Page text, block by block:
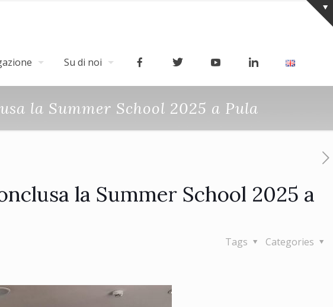
Su di noi
la Summer School 2025 a Pula
la Summer School 2025 a
Categories
Tags